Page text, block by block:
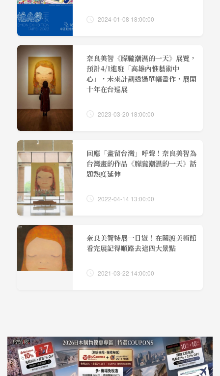
2024-01-08 18:00:00
奈良美智《朦朧潮濕的一天》展覽，
預計4/1進駐「高雄內惟藝術中
心」，未來計劃透過單幅畫作，展開
十年在台巡展
2023-03-20 18:00:00
回應「畫留台灣」呼聲！奈良美智為
台灣畫的作品《朦朧潮濕的一天》話
題熱度延伸
2022-04-14 13:00:00
奈良美智特展一日遊！在關渡美術館
看完展記得順路去這四大景點
2021-03-22 14:00:00